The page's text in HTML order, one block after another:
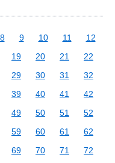
8 9 10 11
12
19 20 21
22
29 30 31
32
39 40 41
42
49 50 51
52
59 60 61
62
69 70 71
72